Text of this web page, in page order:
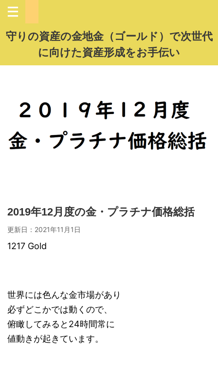
守りの資産の金地金（ゴールド）で次世代
に向けた資産形成をお手伝い
2019年12月度の金・プラチナ価格総括
更新日： 2021年11月1日
1217 Gold
世界には色んな金市場があり
必ずどこかでは動くので、
俯瞰してみると24時間常に
値動きが起きています。